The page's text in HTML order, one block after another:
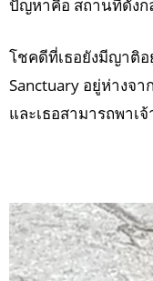
ปัญหาคือ สถานที่ดังก
โชคดีที่เธอยังมีญาติอ
Sanctuary อยู่ห่างจา
และเธอสามารถพาเ